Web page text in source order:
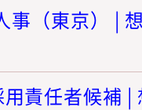
事（東京） |
責任者候補